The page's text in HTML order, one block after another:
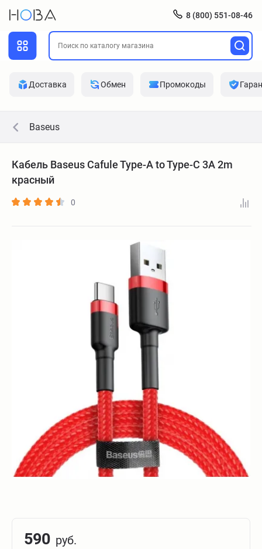
8 (800) 551-08-46
Доставка Обмен Промокоды
Baseus
Кабель Baseus Cafule Type-A to Type-C 3A 2m
красный
0
590 руб.